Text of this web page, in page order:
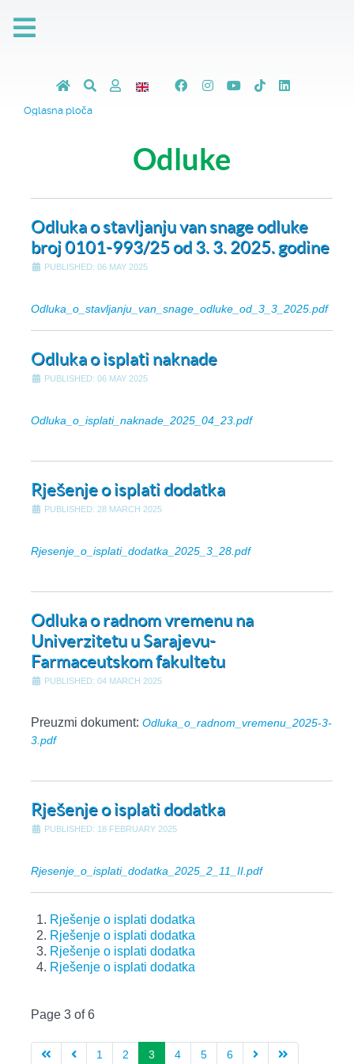
Oglasna ploča
Odluke
Odluka o stavljanju van snage odluke
broj 0101-993/25 od 3. 3. 2025. godine
PUBLISHED: 06 MAY 2025
Odluka_o_stavljanju_van_snage_odluke_od_3_3_2025.pdf
Odluka o isplati naknade
PUBLISHED: 06 MAY 2025
Odluka_o_isplati_naknade_2025_04_23.pdf
Rješenje o isplati dodatka
PUBLISHED: 28 MARCH 2025
Rjesenje_o_isplati_dodatka_2025_3_28.pdf
Odluka o radnom vremenu na
Univerzitetu u Sarajevu-
Farmaceutskom fakultetu
PUBLISHED: 04 MARCH 2025
Preuzmi dokument: Odluka_o_radnom_vremenu_2025-3-
3.pdf
Rješenje o isplati dodatka
PUBLISHED: 18 FEBRUARY 2025
Rjesenje_o_isplati_dodatka_2025_2_11_II.pdf
Rješenje o isplati dodatka
Rješenje o isplati dodatka
Rješenje o isplati dodatka
Rješenje o isplati dodatka
Page 3 of 6
1 2 3 4 5 6